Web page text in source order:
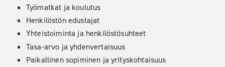
Työmatkat ja koulutus
Henkilöstön edustajat
Yhteistoiminta ja henkilöstösuhteet
Tasa-arvo ja yhdenvertaisuus
Paikallinen sopiminen ja yrityskohtaisuus